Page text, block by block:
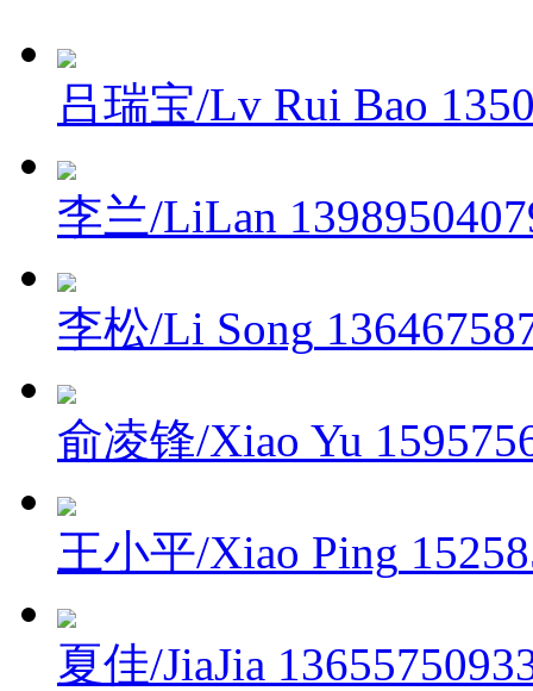
吕瑞宝/Lv Rui Bao
李兰/LiLan
李松/Li Song
俞凌锋/Xiao Yu
王小平/Xiao Ping
夏佳/JiaJia